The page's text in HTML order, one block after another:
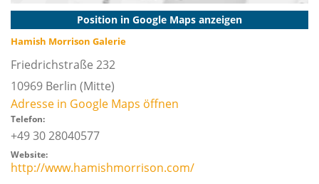
Position in Google Maps anzeigen
Hamish Morrison Galerie
Friedrichstraße 232
10969 Berlin (Mitte)
Adresse in Google Maps öffnen
Telefon:
+49 30 28040577
Website:
http://www.hamishmorrison.com/